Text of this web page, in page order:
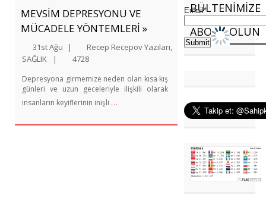
MEVSİM DEPRESYONU VE
MÜCADELE YÖNTEMLERİ »
31st Ağu | Recep Recepov Yazıları,
SAĞLIK
| 4728
Depresyona girmemize neden olan kısa kış
günleri ve uzun geceleriyle ilişkili olarak
insanların keyiflerinin inişli …
BÜLTENIMIZE
ABONE OLUN
Email*